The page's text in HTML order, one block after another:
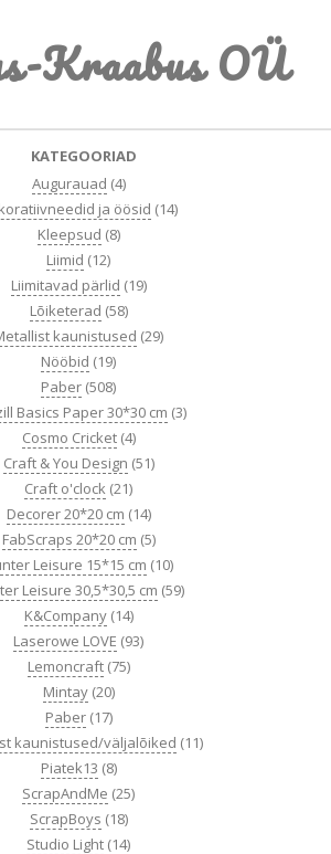
Kraabus OÜ
KATEGOORIAD
Augurauad (4)
ja öösid (14)
Kleepsud (8)
Liimid (12)
Liimitavad pärlid (19)
Lõiketerad (58)
kaunistused (29)
Nööbid (19)
Paber (508)
Basics Paper 30*30 cm (3)
Cosmo Cricket (4)
Craft & You Design (51)
Craft o'clock (21)
Decorer 20*20 cm (14)
FabScraps 20*20 cm (5)
Leisure 15*15 cm (10)
Leisure 30,5*30,5 cm (59)
K&Company (14)
Laserowe LOVE (93)
Lemoncraft (75)
Mintay (20)
Paber (17)
kaunistused/väljalõiked (11)
Piatek13 (8)
ScrapAndMe (25)
ScrapBoys (18)
Studio Light (14)